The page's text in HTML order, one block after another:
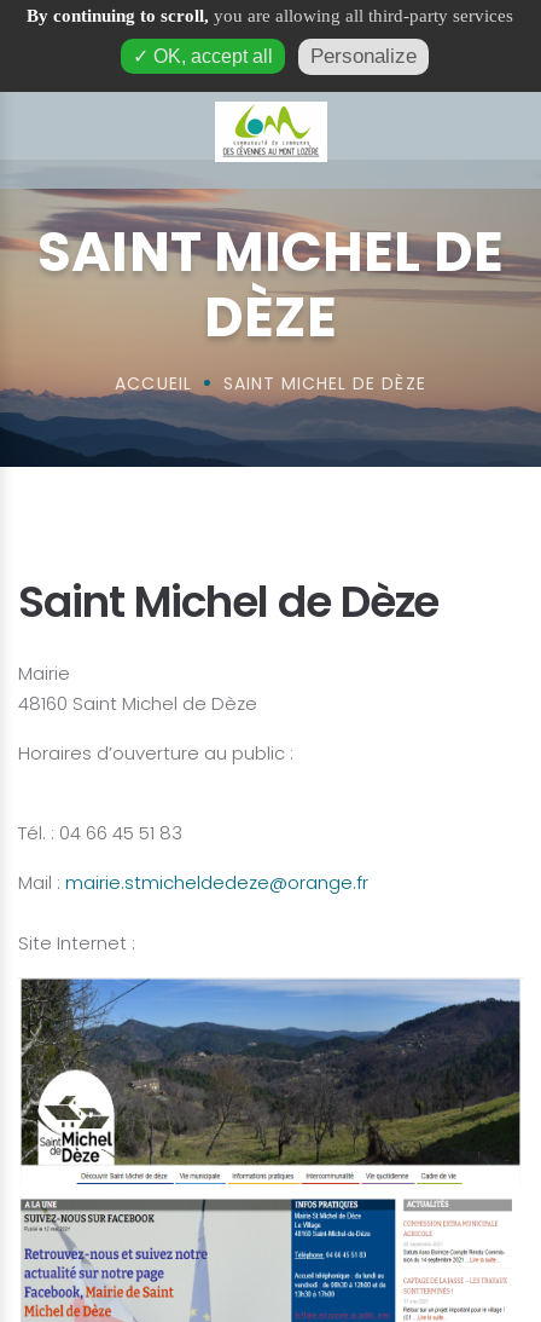
Saint Michel de Dèze
SAINT MICHEL DE
DÈZE
ACCUEIL SAINT MICHEL DE DÈZE
Saint Michel de Dèze
Mairie
48160 Saint Michel de Dèze
Horaires d’ouverture au public :
Tél. : 04 66 45 51 83
Mail : mairie.stmicheldedeze@orange.fr
Site Internet :
By continuing to scroll, you are allowing all third-party services
✓ OK, accept all Personalize